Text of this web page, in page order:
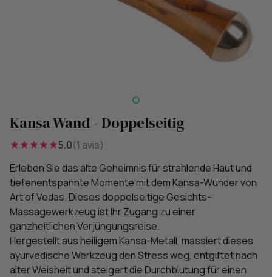
Kansa Wand - Doppelseitig
5.0(1 avis)
Erleben Sie das alte Geheimnis für strahlende Haut und
tiefenentspannte Momente mit dem Kansa-Wunder von
Art of Vedas. Dieses doppelseitige Gesichts-
Massagewerkzeug ist Ihr Zugang zu einer
ganzheitlichen Verjüngungsreise.
Hergestellt aus heiligem Kansa-Metall, massiert dieses
ayurvedische Werkzeug den Stress weg, entgiftet nach
alter Weisheit und steigert die Durchblutung für einen